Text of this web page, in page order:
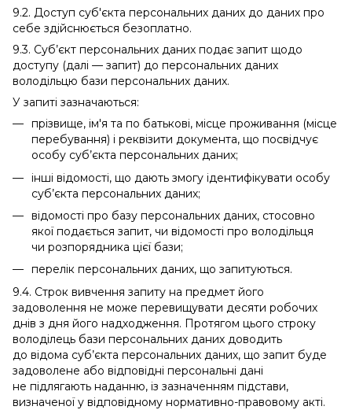
9.2. Доступ суб'єкта персональних даних до даних про
себе здійснюється безоплатно.
9.3. Суб’єкт персональних даних подає запит щодо
доступу (далі — запит) до персональних даних
володільцю бази персональних даних.
У запиті зазначаються:
прізвище, ім'я та по батькові, місце проживання (місце
перебування) і реквізити документа, що посвідчує
особу суб’єкта персональних даних;
інші відомості, що дають змогу ідентифікувати особу
суб’єкта персональних даних;
відомості про базу персональних даних, стосовно
якої подається запит, чи відомості про володільця
чи розпорядника цієї бази;
перелік персональних даних, що запитуються.
9.4. Строк вивчення запиту на предмет його
задоволення не може перевищувати десяти робочих
днів з дня його надходження. Протягом цього строку
володілець бази персональних даних доводить
до відома суб’єкта персональних даних, що запит буде
задоволене або відповідні персональні дані
не підлягають наданню, із зазначенням підстави,
визначеної у відповідному нормативно-правовому акті.